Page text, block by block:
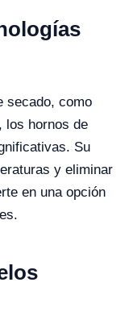
secado, como
los hornos de
Su
y eliminar
en una opción